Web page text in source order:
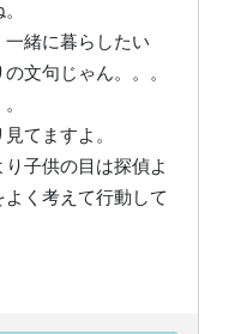
一緒に暮らしたい
文句じゃん。。。
てますよ。
子供の目は探偵よ
く考えて行動して